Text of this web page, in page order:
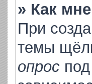
» Как
При
темы
опрос